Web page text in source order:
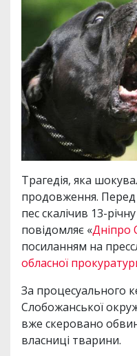
Трагедія, яка
продовження. Перед
пес скалічив 13-
повідомляє «Дніпро
посиланням на
обласної
За процесуального
Слобожанської
вже скеровано
власниці тварини.